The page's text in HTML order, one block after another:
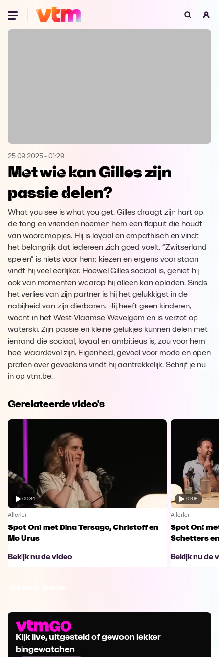
Oeps, browser niet ondersteund
Microsoft Edge Download
Opera
25.09.2025 - 01:29
Met wie kan Gilles zijn
passie delen?
What you see is what you get. Gilles draagt zijn hart op
de tong en vrienden noemen hem een flapuit die houdt
van woordmopjes. Hij is loyaal en empathisch en vindt
het belangrijk dat iedereen zich goed voelt. “Zwitserland
spelen” is niets voor hem: kiezen en ergens voor staan
vindt hij veel eerlijker. Hoewel Gilles sociaal is, geniet hij
ook van momenten waarop hij alleen kan opladen. Sinds
het verlies van zijn partner is hij het gelukkigst in de
nabijheid van zijn dierbaren. Hij heeft geen kinderen,
woont in het West-Vlaamse Wevelgem en is verzot op
waterski. Zijn passie en kleine gelukjes kunnen delen met
iemand die sociaal, loyaal en ambitieus is, zou voor hem
heel waardevol zijn. Eigenheid, gevoel voor mode en open
praten over gevoelens vindt hij aantrekkelijk. Schrijf je nu
in op vtm.be.
Gerelateerde video's
00:34
Allerlei
Spot On! met Dina Tersago, Christoff en
Mo Urus
Bekijk nu de video
01:05
Allerlei
Spot On!
Schetters
Bekijk nu de
Kijk live, uitgesteld of gewoon lekker
bingewatchen